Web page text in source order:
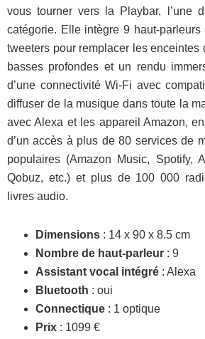
vous tourner vers la Playbar, l’une
catégorie. Elle intègre 9 haut-
tweeters pour remplacer les enceintes
basses profondes et un rendu
d’une connectivité Wi-Fi avec
diffuser de la musique dans toute la
avec Alexa et les appareil Amazon,
d’un accès à plus de 80 services de
populaires (Amazon Music, Spotify,
Qobuz, etc.) et plus de 100 000
livres audio.
Dimensions : 14 x 90 x 8.5 cm
Nombre de haut-parleur : 9
Assistant vocal intégré : Alexa
Bluetooth : oui
Connectique : 1 optique
Prix : 1099 €